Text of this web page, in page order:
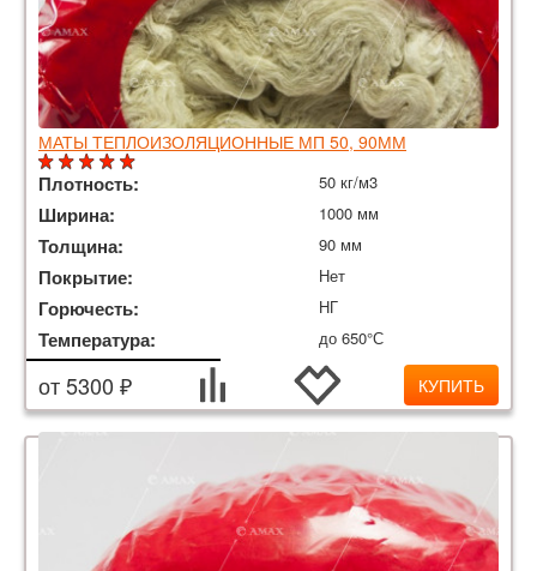
МАТЫ ТЕПЛОИЗОЛЯЦИОННЫЕ МП 50, 90ММ
Плотность: 50 кг/м3
Ширина: 1000 мм
Толщина: 90 мм
Покрытие: Нет
Горючесть: НГ
Температура: до 650°С
от 5300 ₽ КУПИТЬ